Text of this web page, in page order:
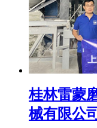
桂林雷蒙
械有限公司